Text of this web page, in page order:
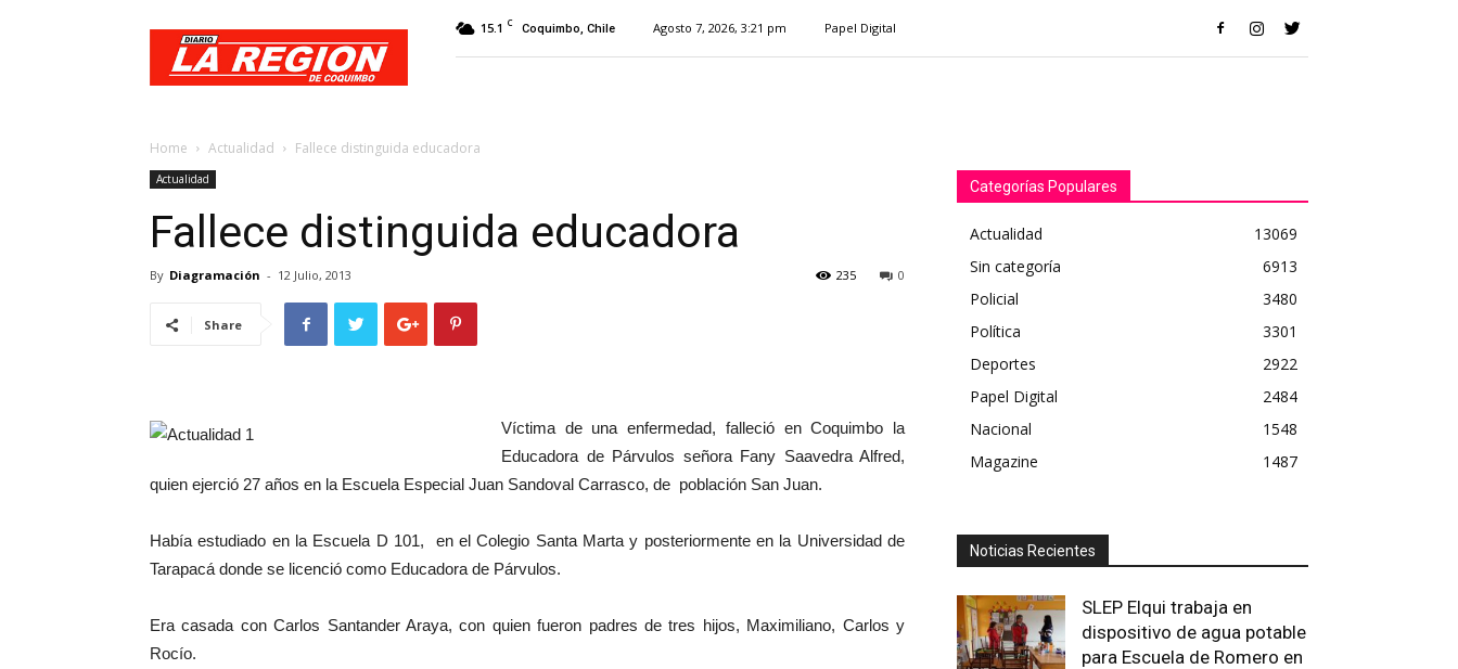
Diario
Región
15.1 C Coquimbo, Chile Agosto 7, 2026, 3:21 pm Papel Digital
Home Actualidad Fallece distinguida educadora
Actualidad
Fallece distinguida educadora
By Diagramación - 12 Julio, 2013 0
235
Share
Víctima de una enfermedad, falleció en Coquimbo la
Educadora de Párvulos señora Fany Saavedra Alfred,
quien ejerció 27 años en la Escuela Especial Juan Sandoval Carrasco, de población San Juan.
Había estudiado en la Escuela D 101, en el Colegio Santa Marta y posteriormente en la Universidad de
Tarapacá donde se licenció como Educadora de Párvulos.
Era casada con Carlos Santander Araya, con quien fueron padres de tres hijos, Maximiliano, Carlos y
Rocío.
Categorías Populares
Actualidad
13069
Sin categoría
6913
Policial
3480
Política
3301
Deportes
2922
Papel Digital
2484
Nacional
1548
Magazine
1487
Noticias Recientes
SLEP Elqui trabaja en
dispositivo de agua potable
para Escuela de Romero en